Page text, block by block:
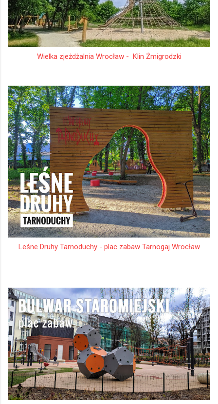
Wielka zjeżdżalnia Wrocław - Klin Żmigrodzki
Leśne Druhy Tarnoduchy - plac zabaw Tarnogaj Wrocław